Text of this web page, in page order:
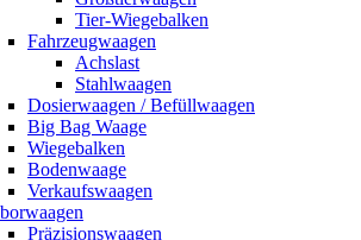
Tier-Wiegebalken
Fahrzeugwaagen
Achslast
Stahlwaagen
Dosierwaagen / Befüllwaagen
Big Bag Waage
Wiegebalken
Bodenwaage
Verkaufswaagen
Präzisionswaagen